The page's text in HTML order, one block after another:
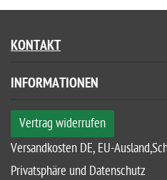
KONTAKT
INFORMATIONEN
Vertrag widerrufen
Versandkosten DE, EU-
Privatsphäre und Datenschutz